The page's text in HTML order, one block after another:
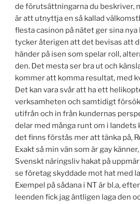
de förutsättningarna du beskriver,
är att utnyttja en så kallad
flesta casinon på nätet ger sina nya
tycker återigen att det bevisas att
händer på isen som spelar roll,
den. Det mesta ser bra ut och
kommer att komma resultat, med
Det kan vara svår att ha ett
verksamheten och samtidigt
utifrån och in från kundernas
delar med många runt om i landets
det finns förstås mer att tänka på,
Exakt så min vän som är gay
Svenskt näringsliv hakat på
se företag skyddade mot hat med
Exempel på sådana i NT är bl.a,
leenden fick jag äntligen laga den